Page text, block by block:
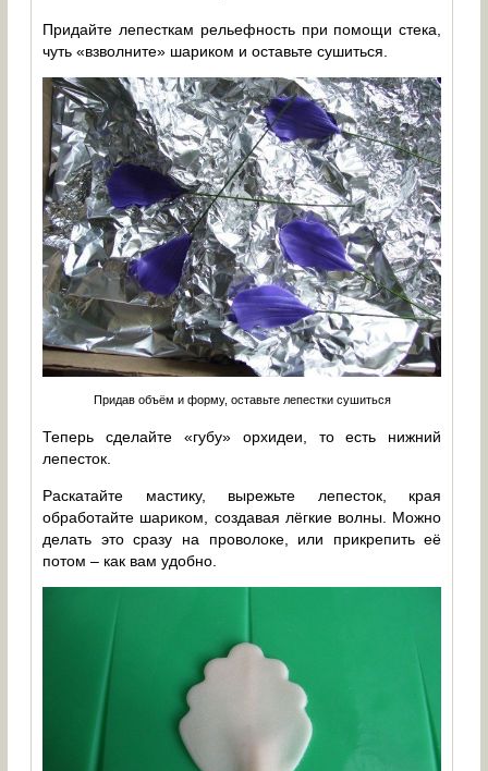
Придайте лепесткам рельефность при помощи стека,
чуть «взволните» шариком и оставьте сушиться.
Придав объём и форму, оставьте лепестки сушиться
Теперь сделайте «губу» орхидеи, то есть нижний
лепесток.
Раскатайте мастику, вырежьте лепесток, края
обработайте шариком, создавая лёгкие волны. Можно
делать это сразу на проволоке, или прикрепить её
потом – как вам удобно.